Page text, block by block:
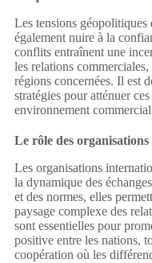
Les tensions
également nuire à la
conflits entraînent une
les relations
régions concernées. Il est
stratégies pour atténuer
environnement
Le rôle des
Les organisations
la dynamique des
et des normes, elles
paysage complexe des
sont essentielles pour
positive entre les nations,
coopération où les